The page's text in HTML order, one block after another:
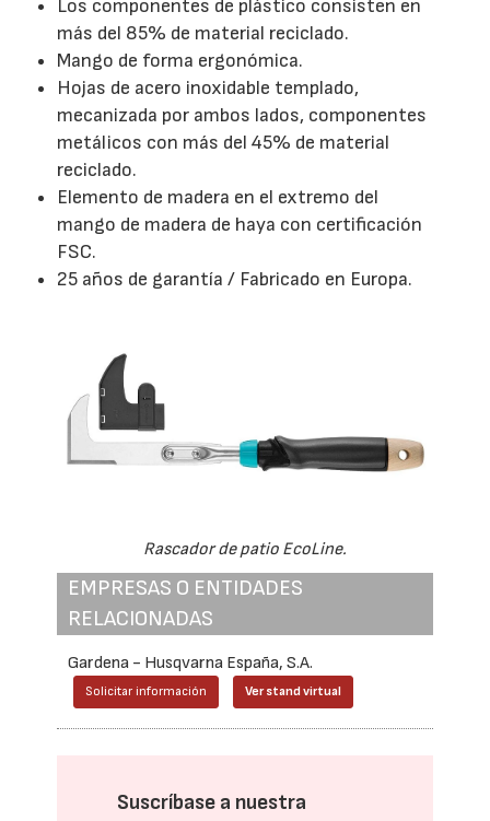
Los componentes de plástico consisten en
más del 85% de material reciclado.
Mango de forma ergonómica.
Hojas de acero inoxidable templado,
mecanizada por ambos lados, componentes
metálicos con más del 45% de material
reciclado.
Elemento de madera en el extremo del
mango de madera de haya con certificación
FSC.
25 años de garantía / Fabricado en Europa.
Rascador de patio EcoLine.
EMPRESAS O ENTIDADES
RELACIONADAS
Gardena - Husqvarna España, S.A.
Solicitar información Ver stand virtual
Suscríbase a nuestra